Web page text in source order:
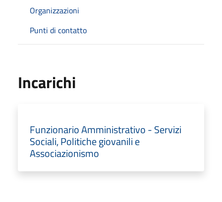
Organizzazioni
Punti di contatto
Incarichi
Funzionario Amministrativo - Servizi
Sociali, Politiche giovanili e
Associazionismo